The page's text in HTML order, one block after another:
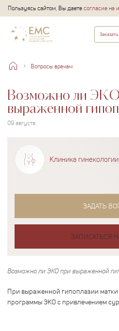
Пользуясь сайтом, Вы даетесогласие на
Вопросы врачам
Возможно ли
выраженной
09 августа
Клиника
ЗАДАТЬ
ЗАПИСАТЬСЯ
Возможно ли ЭКО при выраженной
При выраженной гипоплазии
программы ЭКО с привлечением